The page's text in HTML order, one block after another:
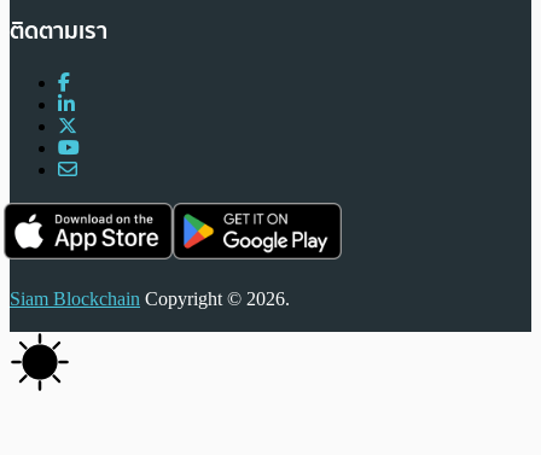
ติดตามเรา
Siam Blockchain Copyright © 2026.